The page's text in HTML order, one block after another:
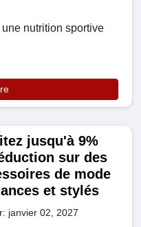
nutrition sportive
jusqu'à 9%
sur des
de mode
et stylés
janvier 02, 2027